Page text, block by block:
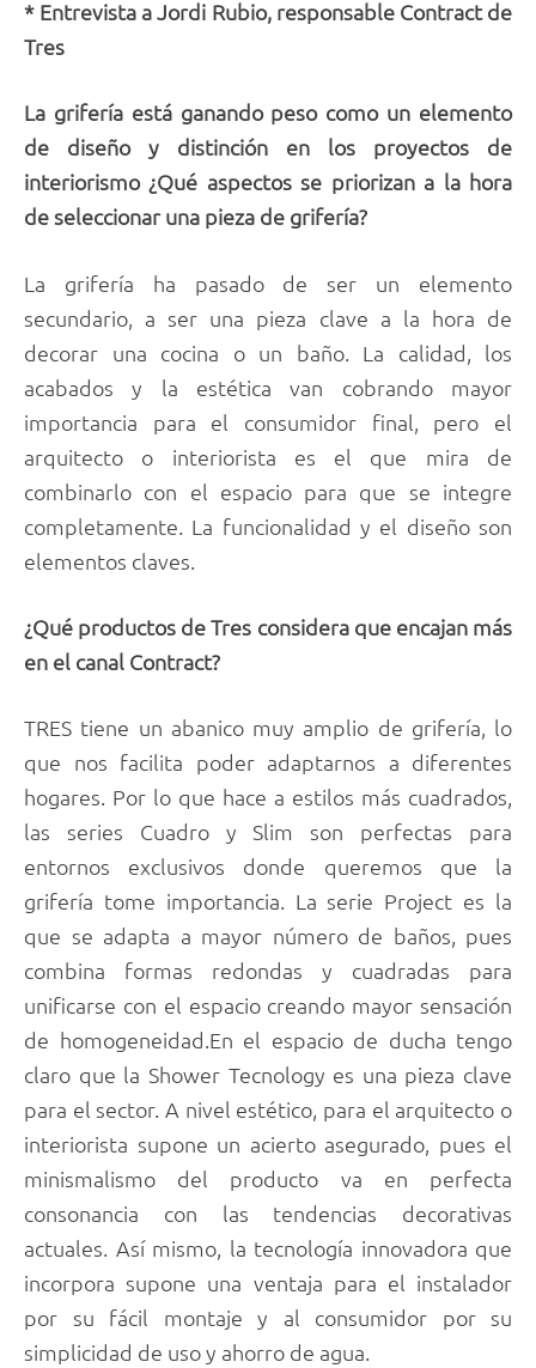
* Entrevista a Jordi Rubio, responsable Contract de
Tres
La grifería está ganando peso como un elemento
de diseño y distinción en los proyectos de
interiorismo ¿Qué aspectos se priorizan a la hora
de seleccionar una pieza de grifería?
La grifería ha pasado de ser un elemento
secundario, a ser una pieza clave a la hora de
decorar una cocina o un baño. La calidad, los
acabados y la estética van cobrando mayor
importancia para el consumidor final, pero el
arquitecto o interiorista es el que mira de
combinarlo con el espacio para que se integre
completamente. La funcionalidad y el diseño son
elementos claves.
¿Qué productos de Tres considera que encajan más
en el canal Contract?
TRES tiene un abanico muy amplio de grifería, lo
que nos facilita poder adaptarnos a diferentes
hogares. Por lo que hace a estilos más cuadrados,
las series Cuadro y Slim son perfectas para
entornos exclusivos donde queremos que la
grifería tome importancia. La serie Project es la
que se adapta a mayor número de baños, pues
combina formas redondas y cuadradas para
unificarse con el espacio creando mayor sensación
de homogeneidad.En el espacio de ducha tengo
claro que la Shower Tecnology es una pieza clave
para el sector. A nivel estético, para el arquitecto o
interiorista supone un acierto asegurado, pues el
minismalismo del producto va en perfecta
consonancia con las tendencias decorativas
actuales. Así mismo, la tecnología innovadora que
incorpora supone una ventaja para el instalador
por su fácil montaje y al consumidor por su
simplicidad de uso y ahorro de agua.